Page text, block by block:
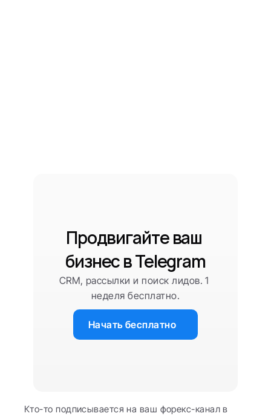
Продвигайте ваш
бизнес в Telegram
CRM, рассылки и поиск лидов. 1
неделя бесплатно.
Начать бесплатно
Кто-то подписывается на ваш форекс-канал в